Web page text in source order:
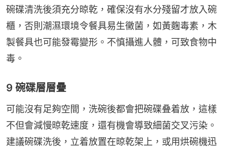
碗碟清洗後須充分晾乾，確保沒有水分殘留才放入碗
櫃，否則潮濕環境令餐具易生黴菌，如黃麴毒素，木
製餐具也可能發霉變形。不慎攝進人體，可致食物中
毒。
9 碗碟層層疊
可能沒有足夠空間，洗碗後都會把碗碟叠着放，這樣
不但會減慢晾乾速度，還有機會導致細菌交叉污染。
建議碗碟洗後，立着放置在晾乾架上，或用烘碗機迅